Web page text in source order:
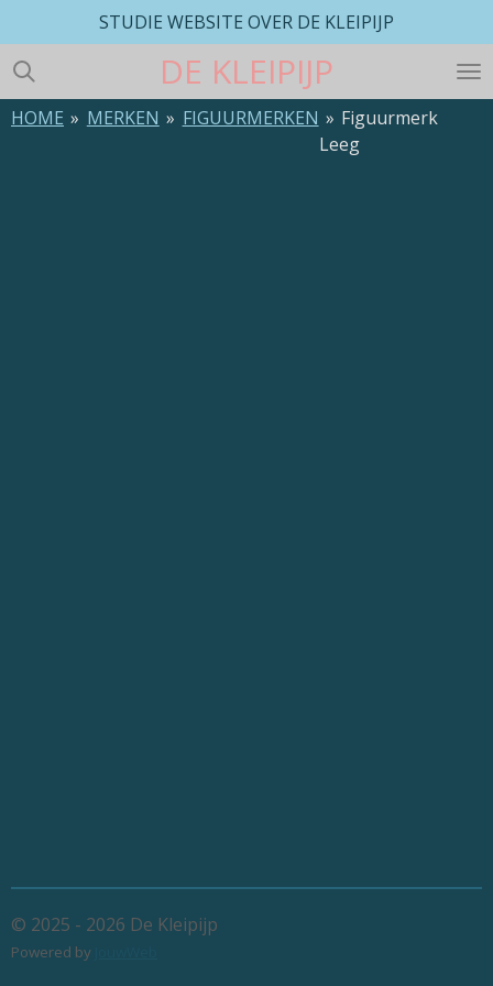
direct
naar
de
hoofdinhoud
DE KLEIPIJP
STUDIE WEBSITE OVER DE KLEIPIJP
HOME » MERKEN » FIGUURMERKEN » Figuurmerk
Leeg
© 2025 - 2026 De Kleipijp
Powered by